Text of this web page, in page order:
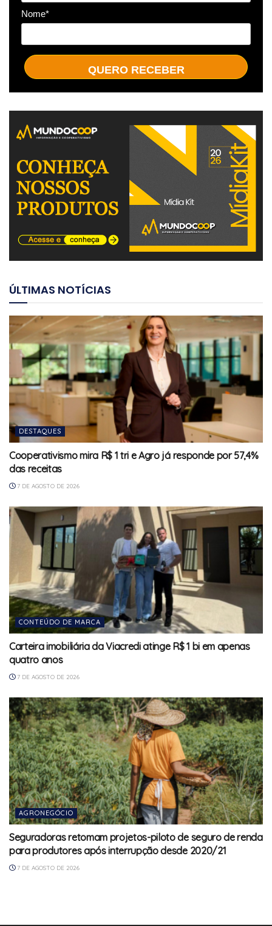
Nome*
QUERO RECEBER
ÚLTIMAS NOTÍCIAS
DESTAQUES
Cooperativismo mira R$ 1 tri e Agro já responde por 57,4%
das receitas
7 DE AGOSTO DE 2026
CONTEÚDO DE MARCA
Carteira imobiliária da Viacredi atinge R$ 1 bi em apenas
quatro anos
7 DE AGOSTO DE 2026
AGRONEGÓCIO
Seguradoras retomam projetos-piloto de seguro de renda
para produtores após interrupção desde 2020/21
7 DE AGOSTO DE 2026